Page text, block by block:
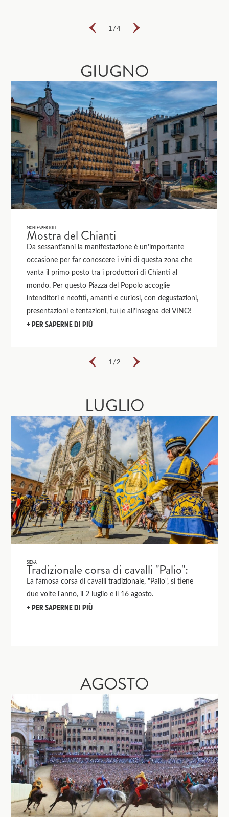
1 /4
GIUGNO
MONTESPERTOLI
Mostra del Chianti
Da sessant'anni la manifestazione è un'importante
occasione per far conoscere i vini di questa zona che
vanta il primo posto tra i produttori di Chianti al
mondo. Per questo Piazza del Popolo accoglie
intenditori e neofiti, amanti e curiosi, con degustazioni,
presentazioni e tentazioni, tutte all'insegna del VINO!
PER SAPERNE DI PIÙ
1 /2
LUGLIO
SIENA
Tradizionale corsa di cavalli "Palio":
La famosa corsa di cavalli tradizionale, "Palio", si tiene
due volte l'anno, il 2 luglio e il 16 agosto.
PER SAPERNE DI PIÙ
AGOSTO